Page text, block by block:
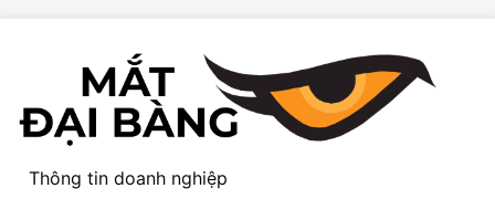
Thông tin doanh nghiệp